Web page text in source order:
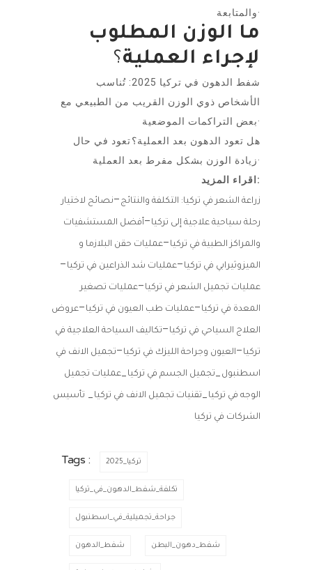
والمتابعة·
ما الوزن المطلوب
لإجراء العملية
شفط الدهون في تركيا 2025: تُناسب
الأشخاص ذوي الوزن القريب من الطبيعي مع
بعض التراكمات الموضعية·
هل تعود الدهون بعد العملية؟ تعود في حال
زيادة الوزن بشكل مفرط بعد العملية·
اقراء المزيد:
زراعة الشعر في تركيا: التكلفة والنتائج –نصائح لاختيار
رحلة سياحية علاجية إلى تركيا –أفضل المستشفيات
والمراكز الطبية في تركيا –عمليات حقن البلازما و
الميزوثيرابي في تركيا –عمليات شد الذراعين في تركيا –
عمليات تجميل الشعر في تركيا –عمليات تصغير
المعدة في تركيا –عمليات طب العيون في تركيا –عروض
العلاج السياحي في تركيا –تكاليف السياحة العلاجية في
تركيا –العيون وجراحة الليزك في تركيا –تجميل الانف في
اسطنبول تجميل الجسم في تركيا عمليات تجميل
الوجه في تركيا تقنيات تجميل الانف في تركيا تأسيس
الشركات في تركيا
Tags : تركيا_2025
تكلفة_شفط_الدهون_في_تركيا
جراحة_تجميلية_في_اسطنبول
شفط_الدهون شفط_دهون_البطن